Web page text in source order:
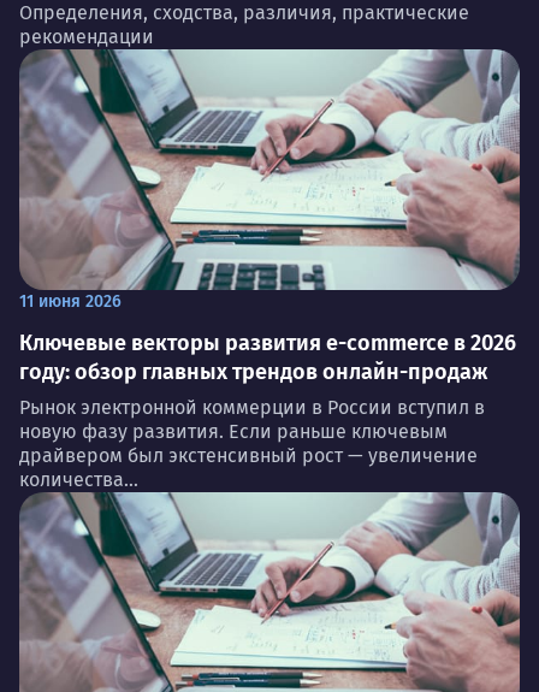
Определения, сходства, различия, практические
рекомендации
11 июня 2026
Ключевые векторы развития e-commerce в 2026
году: обзор главных трендов онлайн-продаж
Рынок электронной коммерции в России вступил в
новую фазу развития. Если раньше ключевым
драйвером был экстенсивный рост — увеличение
количества...